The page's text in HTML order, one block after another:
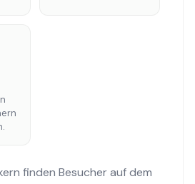
finden Besucher auf dem